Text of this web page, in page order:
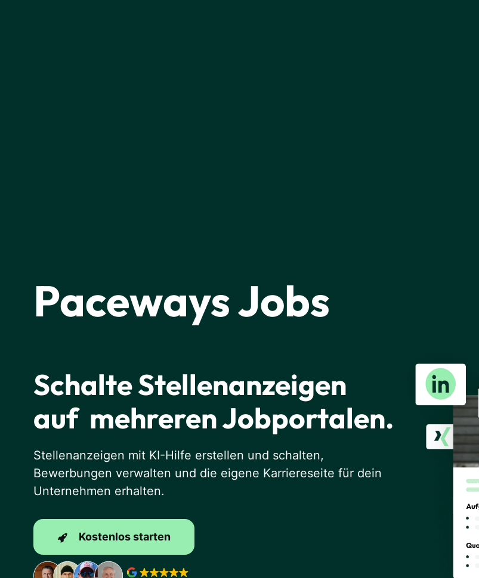
Paceways Jobs
Schalte Stellenanzeigen
auf mehreren Jobportalen.
Stellenanzeigen mit KI-Hilfe erstellen und schalten,
Bewerbungen verwalten und die eigene Karriereseite für dein
Unternehmen erhalten.
Kostenlos starten